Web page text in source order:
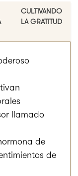
CULTIVANDO
LA GRATITUD
llamado
de
de